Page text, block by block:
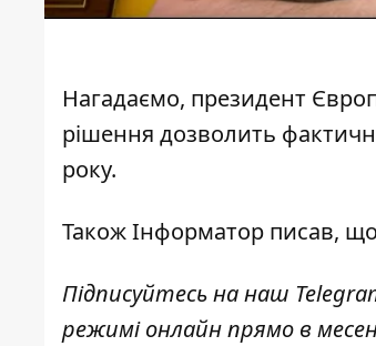
Нагадаємо, президент
рішення дозволить
року.
ТакожІнформатор писав,
Підписуйтесь на наш
режимі онлайн прямо в